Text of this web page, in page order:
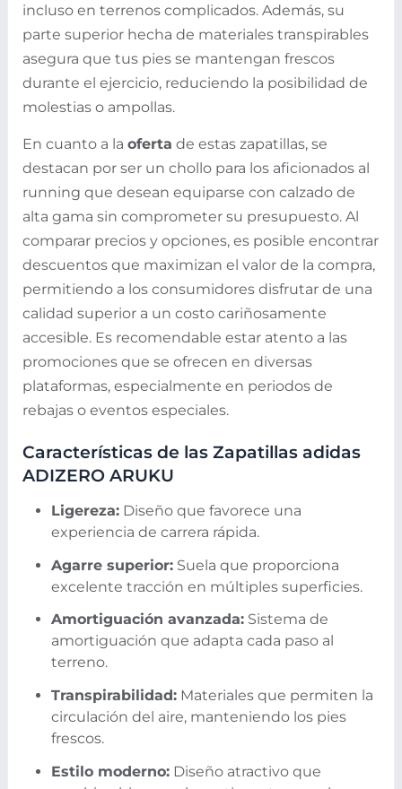
incluso en terrenos complicados. Además, su
parte superior hecha de materiales transpirables
asegura que tus pies se mantengan frescos
durante el ejercicio, reduciendo la posibilidad de
molestias o ampollas.
En cuanto a la oferta de estas zapatillas, se
destacan por ser un chollo para los aficionados al
running que desean equiparse con calzado de
alta gama sin comprometer su presupuesto. Al
comparar precios y opciones, es posible encontrar
descuentos que maximizan el valor de la compra,
permitiendo a los consumidores disfrutar de una
calidad superior a un costo cariñosamente
accesible. Es recomendable estar atento a las
promociones que se ofrecen en diversas
plataformas, especialmente en periodos de
rebajas o eventos especiales.
Características de las Zapatillas adidas
ADIZERO ARUKU
Ligereza: Diseño que favorece una
experiencia de carrera rápida.
Agarre superior: Suela que proporciona
excelente tracción en múltiples superficies.
Amortiguación avanzada: Sistema de
amortiguación que adapta cada paso al
terreno.
Transpirabilidad: Materiales que permiten la
circulación del aire, manteniendo los pies
frescos.
Estilo moderno: Diseño atractivo que